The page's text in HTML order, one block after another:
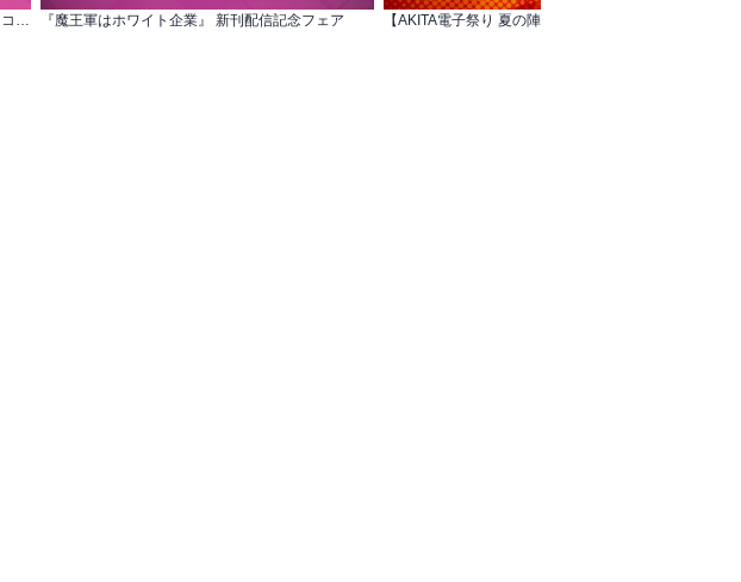
プリンセス＆ミステリーボニータなど 少女向けコミック女性向けコミック準新作フェア 『魔王軍はホワイト企業』 新刊配信記念フェア